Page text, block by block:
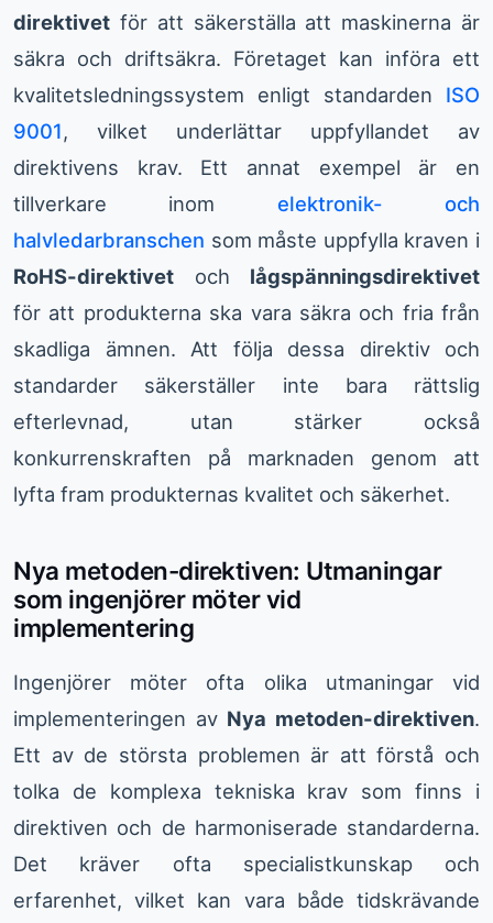
direktivet för att säkerställa att maskinerna är
säkra och driftsäkra. Företaget kan införa ett
kvalitetsledningssystem enligt standarden ISO
9001, vilket underlättar uppfyllandet av
direktivens krav. Ett annat exempel är en
tillverkare inom elektronik- och
halvledarbranschen som måste uppfylla kraven i
RoHS-direktivet och lågspänningsdirektivet
för att produkterna ska vara säkra och fria från
skadliga ämnen. Att följa dessa direktiv och
standarder säkerställer inte bara rättslig
efterlevnad, utan stärker också
konkurrenskraften på marknaden genom att
lyfta fram produkternas kvalitet och säkerhet.
Nya metoden-direktiven: Utmaningar
som ingenjörer möter vid
implementering
Ingenjörer möter ofta olika utmaningar vid
implementeringen av Nya metoden-direktiven.
Ett av de största problemen är att förstå och
tolka de komplexa tekniska krav som finns i
direktiven och de harmoniserade standarderna.
Det kräver ofta specialistkunskap och
erfarenhet, vilket kan vara både tidskrävande